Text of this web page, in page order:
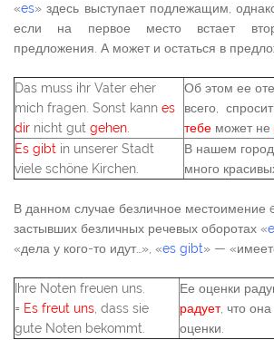
«es» здесь выступает подлежащим,
если на первое место встает
предложения. А может и остаться в
Das muss ihr Vater eher
mich fragen. Sonst kann es
dir nicht gut gehen.
Об этом ее
всего,
тебе может не
Es gibt in unserer Stadt
viele schöne Kirchen.
В нашем
много
В данном случае безличное местоимение
застывших безличных речевых оборотах «
«дела у кого-то идут…», «es gibt» —
Ihre Noten freuen uns.
= Es freut uns, dass sie
gute Noten bekommt.
Ее оценки
радует, что
оценки.